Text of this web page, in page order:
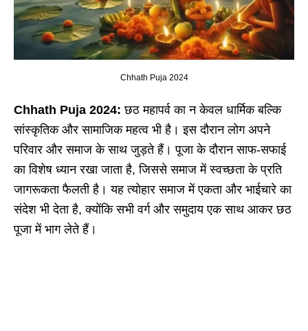
Chhath Puja 2024
Chhath Puja 2024: छठ महापर्व का न केवल धार्मिक बल्कि
सांस्कृतिक और सामाजिक महत्व भी है। इस दौरान लोग अपने
परिवार और समाज के साथ जुड़ते हैं। पूजा के दौरान साफ-सफाई
का विशेष ध्यान रखा जाता है, जिससे समाज में स्वच्छता के प्रति
जागरूकता फैलती है। यह त्योहार समाज में एकता और भाईचारे का
संदेश भी देता है, क्योंकि सभी वर्ग और समुदाय एक साथ आकर छठ
पूजा में भाग लेते हैं।